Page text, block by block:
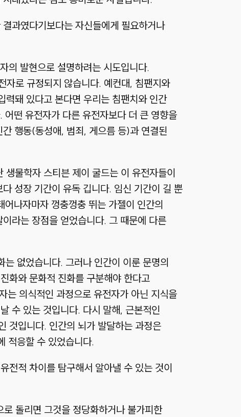
과였다기보다는 자신들에게 필요하거나
의 발현으로 설명하려는 시도입니다.
자로 규정되지 않습니다. 예컨대, 침팬지와
력돼 있다고 본다면 우리는 침팬치와 인간
떤 유전자가 다른 유전자보다 더 큰 영향을
행동(동성애, 범죄, 게으름 등)과 연결된
생물학자 스티븐 제이 굴드는 이 유전자들이
성장 기간이 유독 깁니다. 임신 기간이 길 뿐
나자마자 껑충껑충 뛰는 가젤이 인간의
라는 장점을 얻었습니다. 그 때문에 다른
없었습니다. 그러나 인간이 이룬 문명의
화와 문화적 진화를 구분해야 한다고
는 의식적인 과정으로 유전자가 아닌 지식을
수 있는 것입니다. 다시 말해, 근본적인
것입니다. 인간의 뇌가 발달하는 과정은
적응할 수 있었습니다.
전적 차이를 탐구해서 알아낼 수 있는 것이
돌리면 그것을 정당화하거나 불가피한